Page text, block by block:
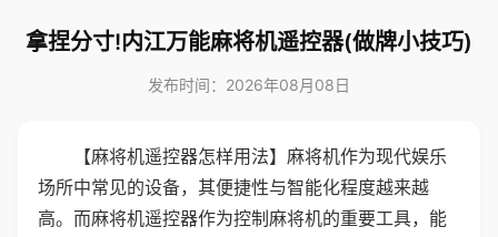
拿捏分寸!内江万能麻将机遥控器(做牌小技巧)
发布时间：2026年08月08日
【麻将机遥控器怎样用法】麻将机作为现代娱乐
场所中常见的设备，其便捷性与智能化程度越来越
高。而麻将机遥控器作为控制麻将机的重要工具，能